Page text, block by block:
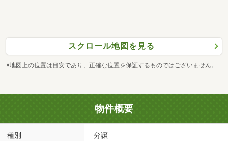
スクロール地図を見る
※地図上の位置は目安であり、正確な位置を保証するものではございません。
物件概要
種別 分譲